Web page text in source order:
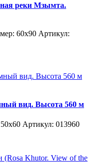
реки Мзымта.
60x90 Артикул:
вид. Высота 560 м
Артикул: 013960